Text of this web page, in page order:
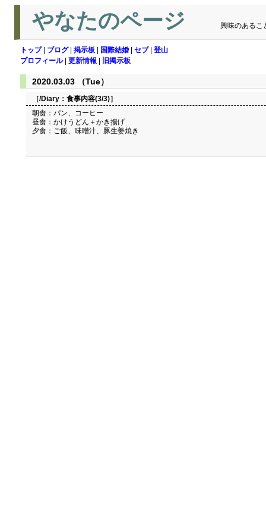
やなたのページ 興味のあるこ
トップ| ブログ| 掲示板 国際結婚 セブ| 登山
プロフィール| 更新情報 旧掲示板
2020.03.03 （Tue）
［/Diary： 食事内容(3/3)］
朝食：パン、コーヒー
昼食：かけうどん＋かき揚げ
夕食：ご飯、味噌汁、豚生姜焼き